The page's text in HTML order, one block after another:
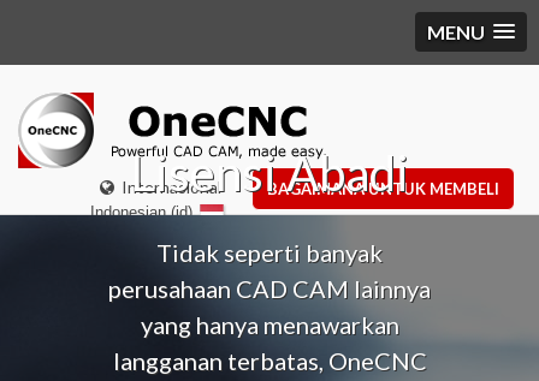
MENU
Internasional BAGAIMANA UNTUK MEMBELI
Indonesian (id)
Lisensi Abadi
Tidak seperti banyak
perusahaan CAD CAM lainnya
yang hanya menawarkan
langganan terbatas, OneCNC